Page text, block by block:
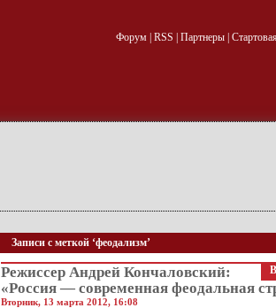
Форум| RSS Партнеры|
Записи с меткой ‘феодализм’
Режиссер Андрей Кончаловский:
«Россия — современная феодальная
Вторник, 13 марта 2012, 16:08